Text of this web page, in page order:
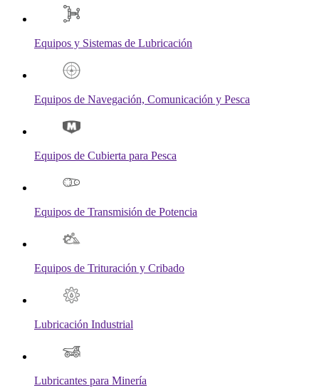
Equipos y Sistemas de Lubricación
Equipos de Navegación, Comunicación y Pesca
Equipos de Cubierta para Pesca
Equipos de Transmisión de Potencia
Equipos de Trituración y Cribado
Lubricación Industrial
Lubricantes para Minería